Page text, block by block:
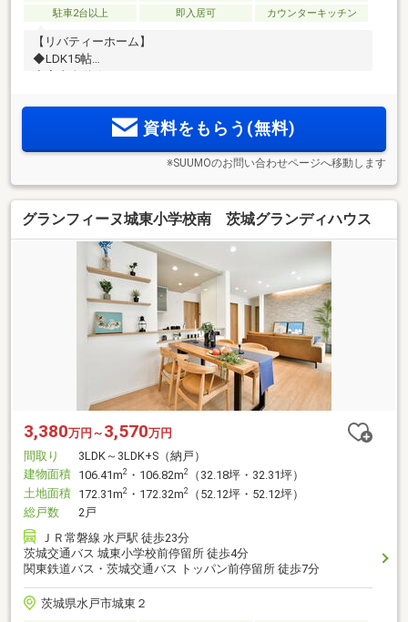
駐車2台以上
即入居可 カウンターキッチン
【リバティーホーム】
◆LDK15帖
資料をもらう(無料)
※SUUMOのお問い合わせページへ移動します
グランフィーヌ城東小学校南 茨城グランディハウス
3,380万円～ 3,570万円
間取り
3LDK～3LDK+S（納戸）
建物面積 106.41m2 ・106.82m2
（32.18坪・32.31坪）
土地面積 172.31m2 ・172.32m2
（52.12坪・52.12坪）
総戸数
2戸
ＪＲ常磐線 水戸駅 徒歩23分
茨城交通バス 城東小学校前停留所 徒歩4分
関東鉄道バス・茨城交通バス トッパン前停留所 徒歩7分
茨城県水戸市城東２